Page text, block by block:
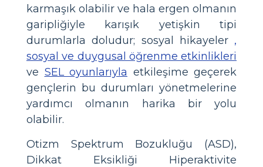
karmaşık olabilir ve hala ergen olmanın
garipliğiyle karışık yetişkin tipi
durumlarla doludur; sosyal hikayeler ,
sosyal ve duygusal öğrenme etkinlikleri
ve SEL oyunlarıyla etkileşime geçerek
gençlerin bu durumları yönetmelerine
yardımcı olmanın harika bir yolu
olabilir.
Otizm Spektrum Bozukluğu (ASD),
Dikkat Eksikliği Hiperaktivite